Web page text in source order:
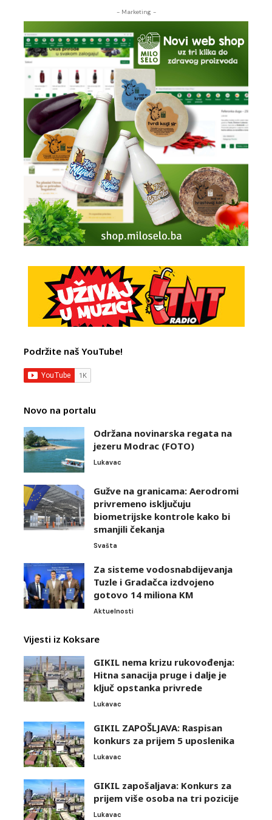
- Marketing -
Podržite naš YouTube!
Novo na portalu
Održana novinarska regata na
jezeru Modrac (FOTO)
Lukavac
Gužve na granicama: Aerodromi
privremeno isključuju
biometrijske kontrole kako bi
smanjili čekanja
Svašta
Za sisteme vodosnabdijevanja
Tuzle i Gradačca izdvojeno
gotovo 14 miliona KM
Aktuelnosti
Vijesti iz Koksare
GIKIL nema krizu rukovođenja:
Hitna sanacija pruge i dalje je
ključ opstanka privrede
Lukavac
GIKIL ZAPOŠLJAVA: Raspisan
konkurs za prijem 5 uposlenika
Lukavac
GIKIL zapošaljava: Konkurs za
prijem više osoba na tri pozicije
Lukavac